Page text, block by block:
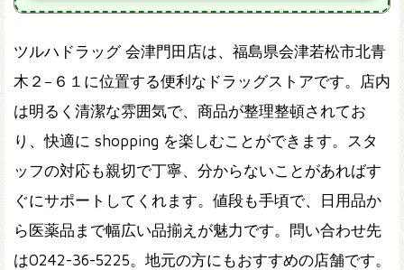
ツルハドラッグ 会津門田店は、福島県会津若松市北青
木２−６１に位置する便利なドラッグストアです。店内
は明るく清潔な雰囲気で、商品が整理整頓されてお
り、快適に shopping を楽しむことができます。スタ
ッフの対応も親切で丁寧、分からないことがあればす
ぐにサポートしてくれます。値段も手頃で、日用品か
ら医薬品まで幅広い品揃えが魅力です。問い合わせ先
は0242-36-5225。地元の方にもおすすめの店舗です。